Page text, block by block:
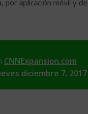
por aplicación móvil y
CNNExpansion.com
diciembre 7, 2017